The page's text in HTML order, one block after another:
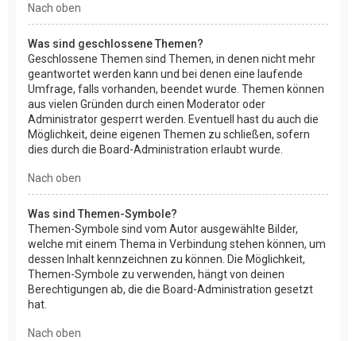
Nach oben
Was sind geschlossene Themen?
Geschlossene Themen sind Themen, in denen nicht mehr
geantwortet werden kann und bei denen eine laufende
Umfrage, falls vorhanden, beendet wurde. Themen können
aus vielen Gründen durch einen Moderator oder
Administrator gesperrt werden. Eventuell hast du auch die
Möglichkeit, deine eigenen Themen zu schließen, sofern
dies durch die Board-Administration erlaubt wurde.
Nach oben
Was sind Themen-Symbole?
Themen-Symbole sind vom Autor ausgewählte Bilder,
welche mit einem Thema in Verbindung stehen können, um
dessen Inhalt kennzeichnen zu können. Die Möglichkeit,
Themen-Symbole zu verwenden, hängt von deinen
Berechtigungen ab, die die Board-Administration gesetzt
hat.
Nach oben